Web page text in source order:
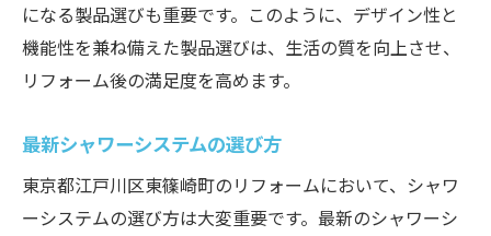
になる製品選びも重要です。このように、デザイン性と
機能性を兼ね備えた製品選びは、生活の質を向上させ、
リフォーム後の満足度を高めます。
最新シャワーシステムの選び方
東京都江戸川区東篠崎町のリフォームにおいて、シャワ
ーシステムの選び方は大変重要です。最新のシャワーシ